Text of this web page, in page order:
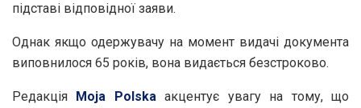
підставі відповідної заяви.
Однак якщо одержувачу на момент видачі документа
виповнилося 65 років, вона видається безстроково.
Редакція Moja Polskaакцентує увагу на тому, що